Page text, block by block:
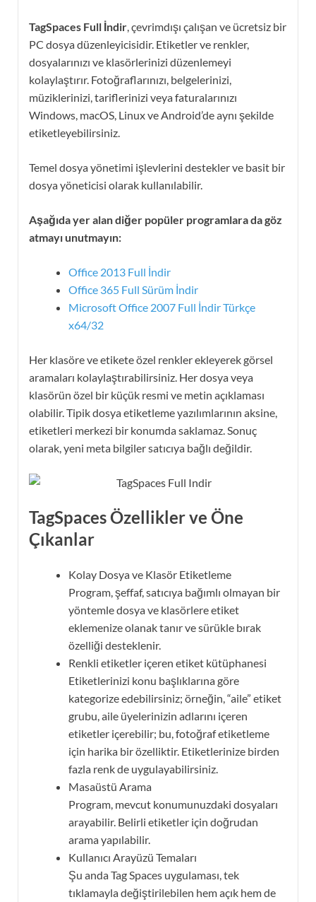
TagSpaces Full İndir , çevrimdışı çalışan ve ücretsiz bir
PC dosya düzenleyicisidir. Etiketler ve renkler,
dosyalarınızı ve klasörlerinizi düzenlemeyi
kolaylaştırır. Fotoğraflarınızı, belgelerinizi,
müziklerinizi, tariflerinizi veya faturalarınızı
Windows, macOS, Linux ve Android’de aynı şekilde
etiketleyebilirsiniz.
Temel dosya yönetimi işlevlerini destekler ve basit bir
dosya yöneticisi olarak kullanılabilir.
Aşağıda yer alan diğer popüler programlara da göz
atmayı unutmayın:
Office 2013 Full İndir
Office 365 Full Sürüm İndir
Microsoft Office 2007 Full İndir Türkçe
x64/32
Her klasöre ve etikete özel renkler ekleyerek görsel
aramaları kolaylaştırabilirsiniz. Her dosya veya
klasörün özel bir küçük resmi ve metin açıklaması
olabilir. Tipik dosya etiketleme yazılımlarının aksine,
etiketleri merkezi bir konumda saklamaz. Sonuç
olarak, yeni meta bilgiler satıcıya bağlı değildir.
TagSpaces Özellikler ve Öne
Çıkanlar
Kolay Dosya ve Klasör Etiketleme
Program, şeffaf, satıcıya bağımlı olmayan bir
yöntemle dosya ve klasörlere etiket
eklemenize olanak tanır ve sürükle bırak
özelliği desteklenir.
Renkli etiketler içeren etiket kütüphanesi
Etiketlerinizi konu başlıklarına göre
kategorize edebilirsiniz; örneğin, “aile” etiket
grubu, aile üyelerinizin adlarını içeren
etiketler içerebilir; bu, fotoğraf etiketleme
için harika bir özelliktir. Etiketlerinize birden
fazla renk de uygulayabilirsiniz.
Masaüstü Arama
Program, mevcut konumunuzdaki dosyaları
arayabilir. Belirli etiketler için doğrudan
arama yapılabilir.
Kullanıcı Arayüzü Temaları
Şu anda Tag Spaces uygulaması, tek
tıklamayla değiştirilebilen hem açık hem de